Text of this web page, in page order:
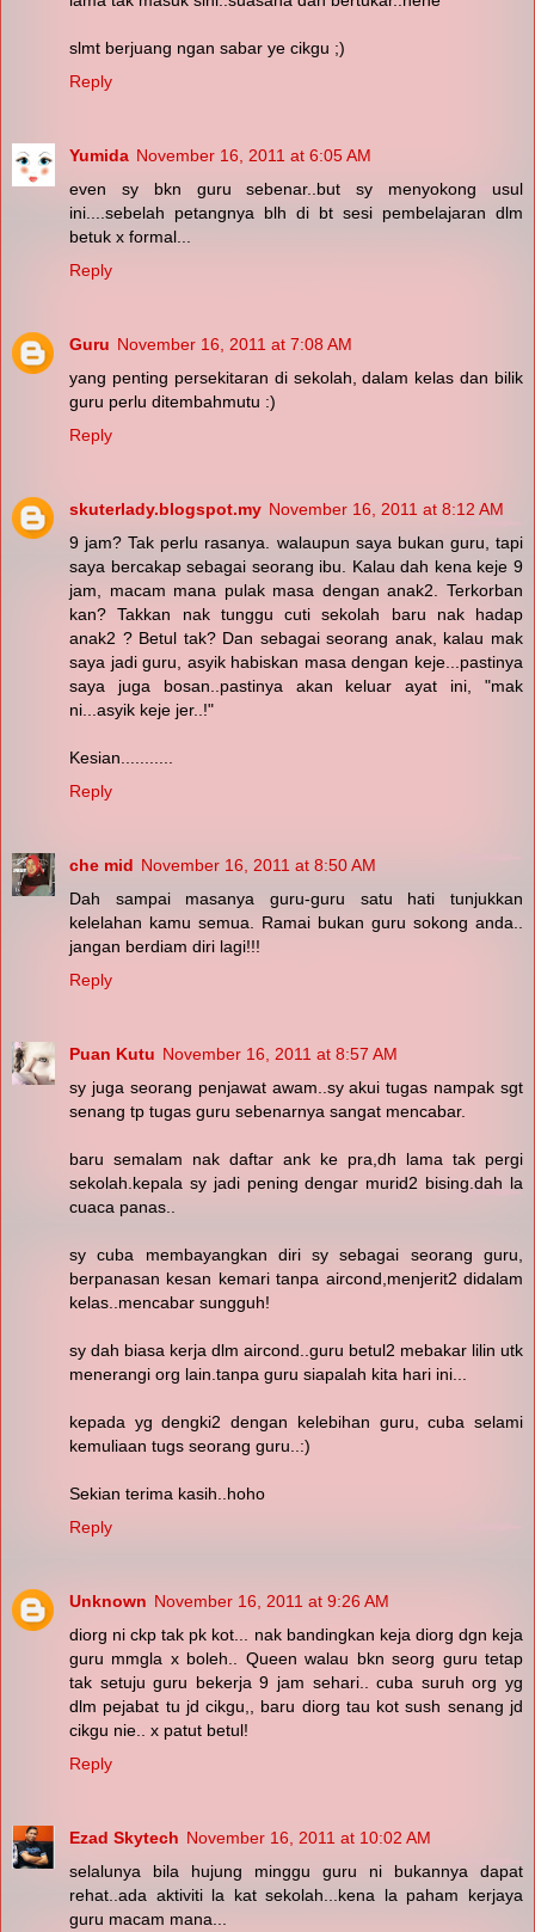
slmt berjuang ngan sabar ye cikgu ;)
Reply
Yumida November 16, 2011 at 6:05 AM
even sy bkn guru sebenar..but sy menyokong usul
ini....sebelah petangnya blh di bt sesi pembelajaran dlm
betuk x formal...
Reply
Guru November 16, 2011 at 7:08 AM
yang penting persekitaran di sekolah, dalam kelas dan bilik
guru perlu ditembahmutu :)
Reply
skuterlady.blogspot.my November 16, 2011 at 8:12 AM
9 jam? Tak perlu rasanya. walaupun saya bukan guru, tapi
saya bercakap sebagai seorang ibu. Kalau dah kena keje 9
jam, macam mana pulak masa dengan anak2. Terkorban
kan? Takkan nak tunggu cuti sekolah baru nak hadap
anak2 ? Betul tak? Dan sebagai seorang anak, kalau mak
saya jadi guru, asyik habiskan masa dengan keje...pastinya
saya juga bosan..pastinya akan keluar ayat ini, "mak
ni...asyik keje jer..!"
Kesian...........
Reply
che mid November 16, 2011 at 8:50 AM
Dah sampai masanya guru-guru satu hati tunjukkan
kelelahan kamu semua. Ramai bukan guru sokong anda..
jangan berdiam diri lagi!!!
Reply
Puan Kutu November 16, 2011 at 8:57 AM
sy juga seorang penjawat awam..sy akui tugas nampak sgt
senang tp tugas guru sebenarnya sangat mencabar.
baru semalam nak daftar ank ke pra,dh lama tak pergi
sekolah.kepala sy jadi pening dengar murid2 bising.dah la
cuaca panas..
sy cuba membayangkan diri sy sebagai seorang guru,
berpanasan kesan kemari tanpa aircond,menjerit2 didalam
kelas..mencabar sungguh!
sy dah biasa kerja dlm aircond..guru betul2 mebakar lilin utk
menerangi org lain.tanpa guru siapalah kita hari ini...
kepada yg dengki2 dengan kelebihan guru, cuba selami
kemuliaan tugs seorang guru..:)
Sekian terima kasih..hoho
Reply
Unknown November 16, 2011 at 9:26 AM
diorg ni ckp tak pk kot... nak bandingkan keja diorg dgn keja
guru mmgla x boleh.. Queen walau bkn seorg guru tetap
tak setuju guru bekerja 9 jam sehari.. cuba suruh org yg
dlm pejabat tu jd cikgu,, baru diorg tau kot sush senang jd
cikgu nie.. x patut betul!
Reply
Ezad Skytech November 16, 2011 at 10:02 AM
selalunya bila hujung minggu guru ni bukannya dapat
rehat..ada aktiviti la kat sekolah...kena la paham kerjaya
guru macam mana...